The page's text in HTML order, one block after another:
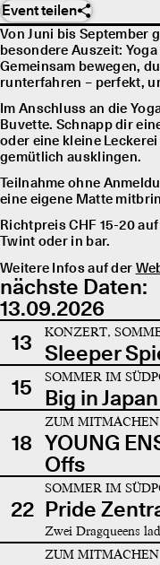
Event teilen
Von Juni bis September
besondere Auszeit:
Gemeinsam bewegen,
runterfahren – perfekt,
Im Anschluss an die
Buvette. Schnapp dir
oder eine kleine
gemütlich ausklingen.
Teilnahme ohne
eine eigene Matte
Richtpreis CHF 15-20
Twint oder in bar.
Weitere Infos auf der
nächste Daten:
13.09.2026
13
KONZERT,
Sleeper
15
SOMMER IM
Big in Japan
18
ZUM MITMACHEN
YOUNG
Offs
22
SOMMER IM
Pride
Zwei Dragqueens
ZUM MITMACHEN